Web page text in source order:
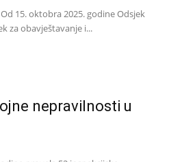
15. oktobra 2025. godine Odsjek
za obavještavanje i...
nepravilnosti u